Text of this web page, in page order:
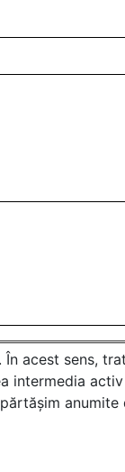
acest sens,
intermedia